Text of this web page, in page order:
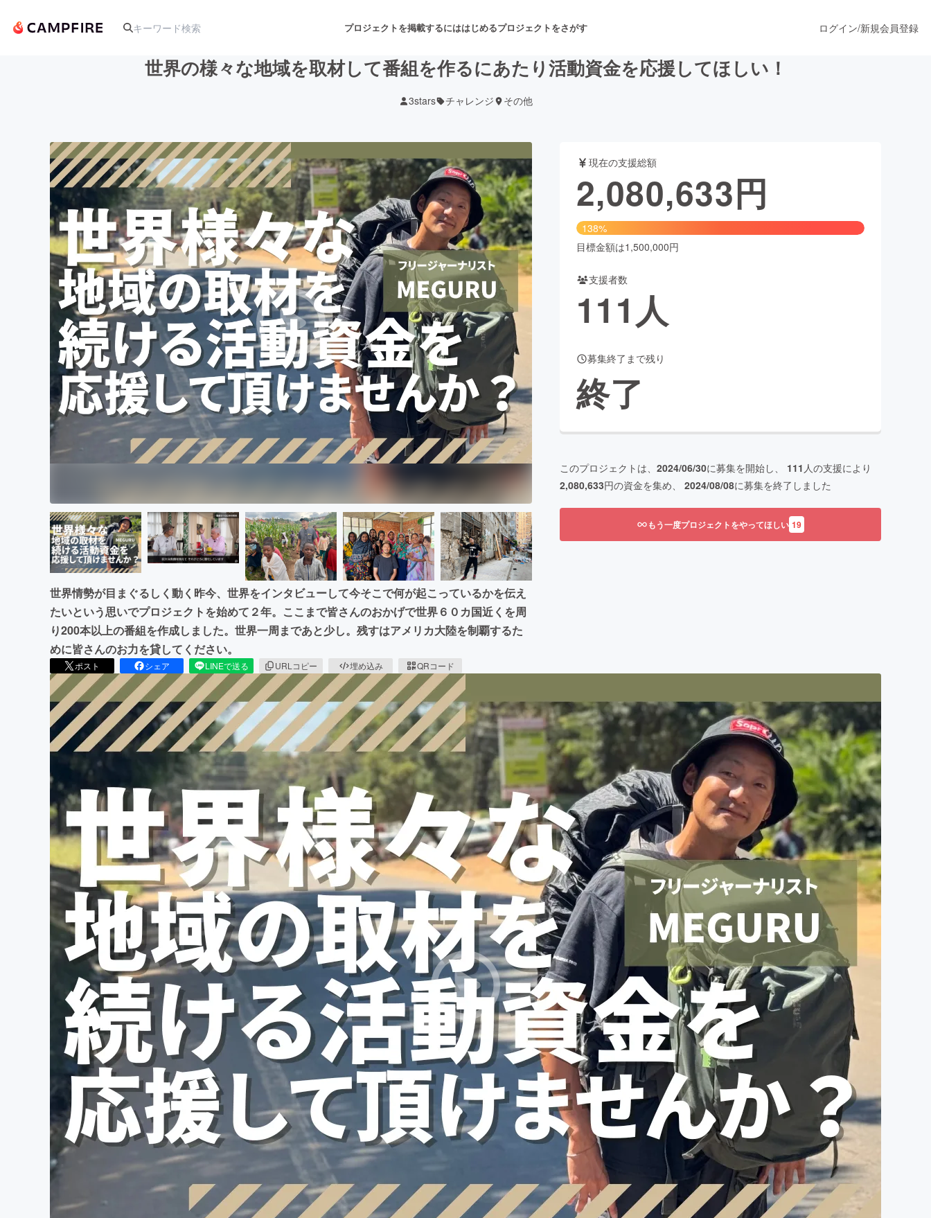
プロジェクトを掲載するにははじめるプロジェクトをさがす
アート・写真 音楽 舞台・パフォーマンス
テクノロジー・ガジェット ゲーム・サービス開発 フード・飲食店 ファッション
映像・映画 書籍・雑誌出版 アニメ・漫画
ビジネス・起業 チャレンジ ビューティー・ヘルスケア
まちづくり・地域活性化
CAMPFIRE for Social Good
CAMPFIRE Creation
CAMPFIREふるさと納税 machi-ya コミュニティ
ログイン/新規会員登録
世界の様々な地域を取材して番組を作るにあたり活動資金を応援してほしい！
3stars チャレンジ その他
世界情勢が目まぐるしく動く昨今、世界をインタビューして今そこで何が起こっているかを伝え
たいという思いでプロジェクトを始めて２年。ここまで皆さんのおかげで世界６０カ国近くを周
り200本以上の番組を作成しました。世界一周まであと少し。残すはアメリカ大陸を制覇するた
めに皆さんのお力を貸してください。
ポスト シェア LINEで送る URLコピー 埋め込み QRコード
現在の支援総額
2,080,633円
138%
目標金額は1,500,000円
支援者数
111人
募集終了まで残り
終了
このプロジェクトは、 2024/06/30に募集を開始し、 111 人の支援により
2,080,633円の資金を集め、 2024/08/08に募集を終了しました
もう一度プロジェクトをやってほしい 19